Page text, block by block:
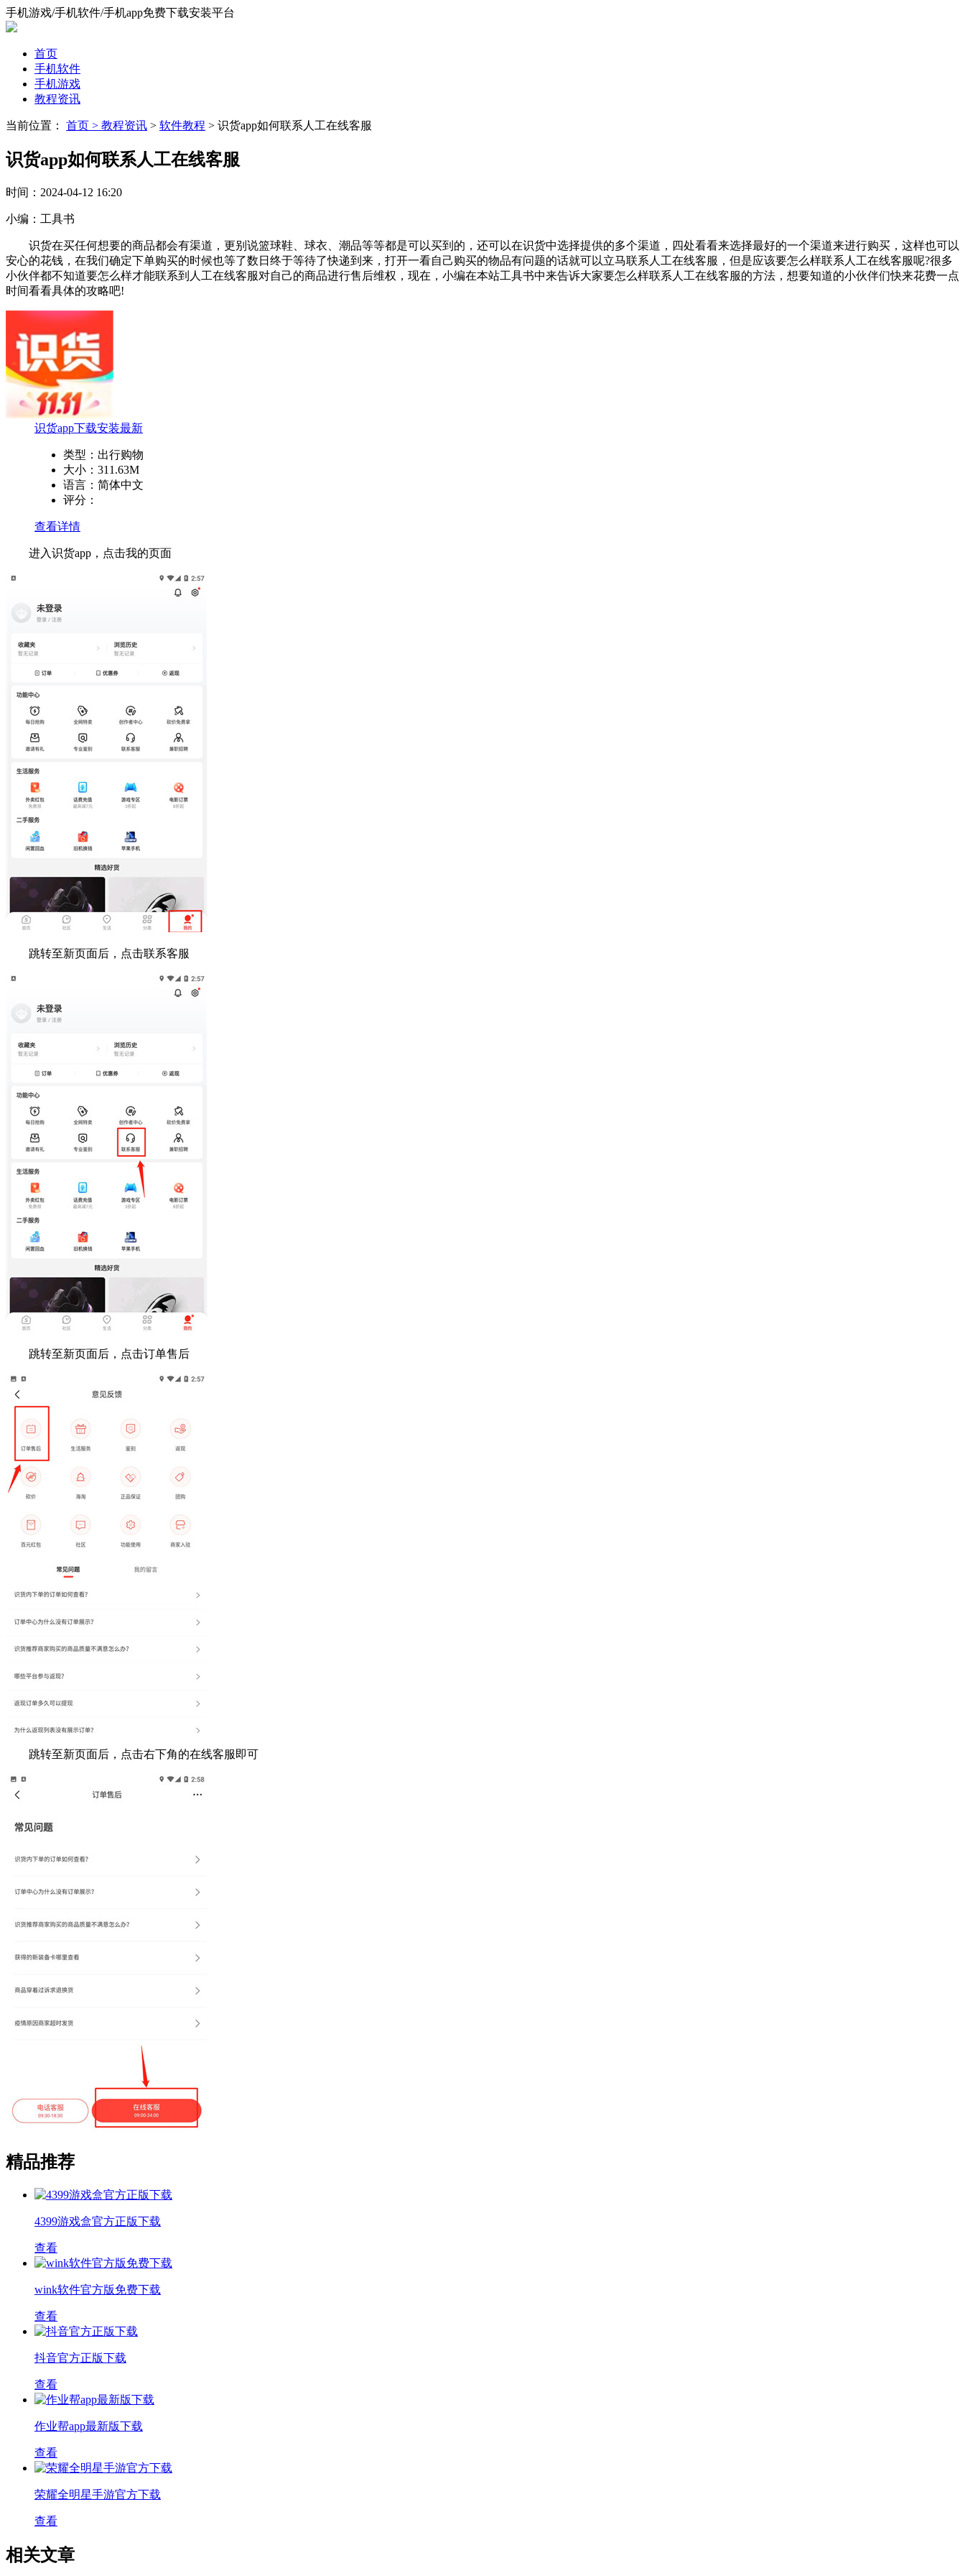
手机游戏/手机软件/手机app免费下载安装平台
首页
手机软件
手机游戏
教程资讯
当前位置： 首页 > 教程资讯 > 软件教程 > 识货app如何联系人工在线客服
识货app如何联系人工在线客服
时间： 2024-04-12 16:20
小编： 工具书
识货在买任何想要的商品都会有渠道，更别说篮球鞋、球衣、潮品等等都是可以买到的，还可以在识货中选择提供的多个渠道，四处看看来选择最好的一个渠道来进行购买，这样也可以
安心的花钱，在我们确定下单购买的时候也等了数日终于等待了快递到来，打开一看自己购买的物品有问题的话就可以立马联系人工在线客服，但是应该要怎么样联系人工在线客服呢?很多
小伙伴都不知道要怎么样才能联系到人工在线客服对自己的商品进行售后维权，现在，小编在本站工具书中来告诉大家要怎么样联系人工在线客服的方法，想要知道的小伙伴们快来花费一点
时间看看具体的攻略吧!
识货app下载安装最新
类型： 出行购物
大小： 311.63M
语言： 简体中文
评分：
查看详情
进入识货app，点击我的页面
跳转至新页面后，点击联系客服
跳转至新页面后，点击订单售后
跳转至新页面后，点击右下角的在线客服即可
精品推荐
4399游戏盒官方正版下载
查看
wink软件官方版免费下载
查看
抖音官方正版下载
查看
作业帮app最新版下载
查看
荣耀全明星手游官方下载
查看
相关文章